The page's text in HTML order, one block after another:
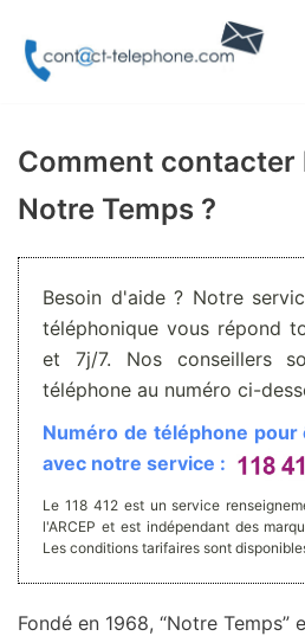
Aller
Comment contacter
Notre Temps ?
Besoin d'aide ? Notre
téléphonique vous répond
et 7j/7. Nos conseillers
téléphone au numéro ci-
Numéro de téléphone
avec notre service :
Le 118 412 est un service
l'ARCEP et est indépendant des
Les conditions tarifaires sont
Fondé en 1968, “Notre Temps”